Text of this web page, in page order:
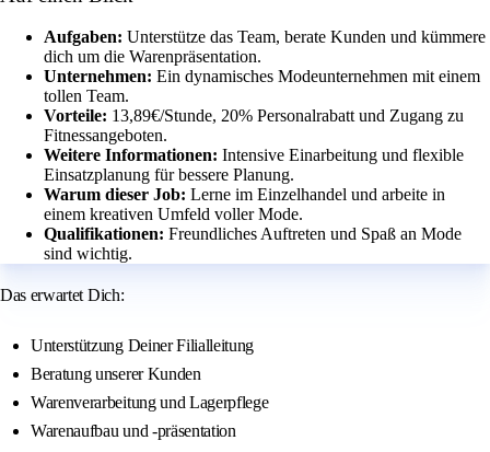
Aufgaben: Unterstütze das Team, berate Kunden und kümmere
dich um die Warenpräsentation.
Unternehmen: Ein dynamisches Modeunternehmen mit einem
tollen Team.
Vorteile: 13,89€/Stunde, 20% Personalrabatt und Zugang zu
Fitnessangeboten.
Weitere Informationen: Intensive Einarbeitung und flexible
Einsatzplanung für bessere Planung.
Warum dieser Job: Lerne im Einzelhandel und arbeite in
einem kreativen Umfeld voller Mode.
Qualifikationen: Freundliches Auftreten und Spaß an Mode
sind wichtig.
Das erwartet Dich:
Unterstützung Deiner Filialleitung
Beratung unserer Kunden
Warenverarbeitung und Lagerpflege
Warenaufbau und -präsentation